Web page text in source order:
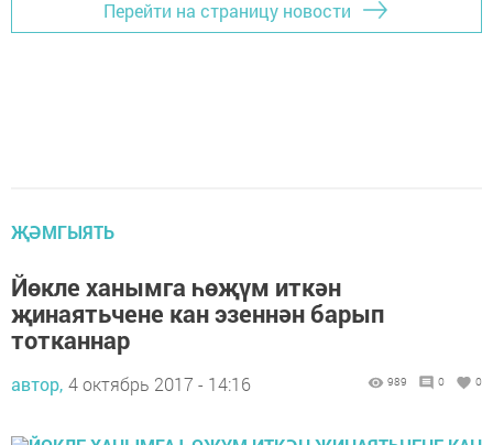
Перейти на страницу новости
ҖӘМГЫЯТЬ
Йөкле ханымга һөҗүм иткән
җинаятьчене кан эзеннән барып
тотканнар
автор, 4 октябрь 2017 - 14:16 989 0 0